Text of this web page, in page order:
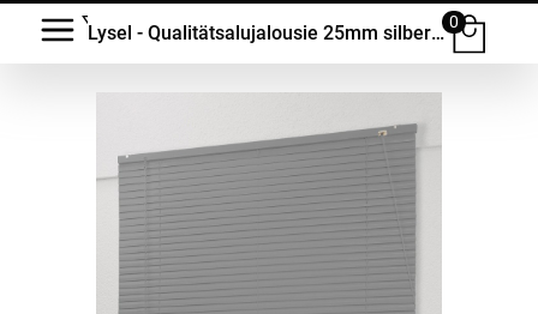
Lysel - Qualitätsalujalousie 25mm silber #1W
0